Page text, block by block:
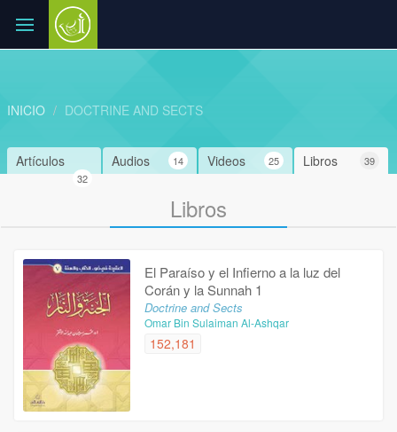
INICIO DOCTRINE AND SECTS
Libros 39
Videos 25
Audios 14
Artículos
32
Libros
El Paraíso y el Infierno a la luz del
Corán y la Sunnah 1
Doctrine and Sects
Omar Bin Sulaiman Al-Ashqar
152,181